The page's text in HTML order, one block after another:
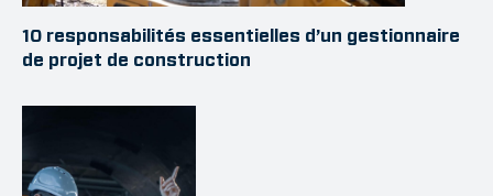
10 responsabilités essentielles d’un gestionnaire
de projet de construction